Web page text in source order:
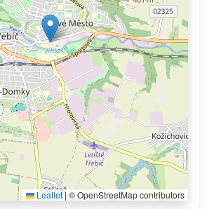
Leaflet| © OpenStreetMap contributors